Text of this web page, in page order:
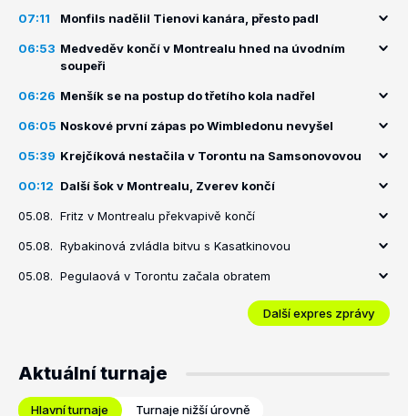
07:11 Monfils nadělil Tienovi kanára, přesto padl
06:53 Medveděv končí v Montrealu hned na úvodním
soupeři
06:26 Menšík se na postup do třetího kola nadřel
06:05 Noskové první zápas po Wimbledonu nevyšel
05:39 Krejčíková nestačila v Torontu na Samsonovovou
00:12 Další šok v Montrealu, Zverev končí
05.08. Fritz v Montrealu překvapivě končí
05.08. Rybakinová zvládla bitvu s Kasatkinovou
05.08. Pegulaová v Torontu začala obratem
Další expres zprávy
Aktuální turnaje
Hlavní turnaje Turnaje nižší úrovně